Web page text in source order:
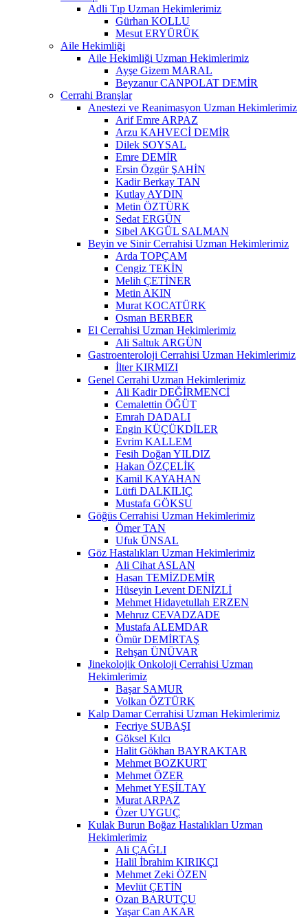
Adli Tıp Uzman Hekimlerimiz
Gürhan KOLLU
Mesut ERYÜRÜK
Aile Hekimliği
Aile Hekimliği Uzman Hekimlerimiz
Ayşe Gizem MARAL
Beyzanur CANPOLAT DEMİR
Cerrahi Branşlar
Anestezi ve Reanimasyon Uzman Hekimlerimiz
Arif Emre ARPAZ
Arzu KAHVECİ DEMİR
Dilek SOYSAL
Emre DEMİR
Ersin Özgür ŞAHİN
Kadir Berkay TAN
Kutlay AYDIN
Metin ÖZTÜRK
Sedat ERGÜN
Sibel AKGÜL SALMAN
Beyin ve Sinir Cerrahisi Uzman Hekimlerimiz
Arda TOPÇAM
Cengiz TEKİN
Melih ÇETİNER
Metin AKIN
Murat KOCATÜRK
Osman BERBER
El Cerrahisi Uzman Hekimlerimiz
Ali Saltuk ARGÜN
Gastroenteroloji Cerrahisi Uzman Hekimlerimiz
İlter KIRMIZI
Genel Cerrahi Uzman Hekimlerimiz
Ali Kadir DEĞİRMENCİ
Cemalettin ÖĞÜT
Emrah DADALI
Engin KÜÇÜKDİLER
Evrim KALLEM
Fesih Doğan YILDIZ
Hakan ÖZÇELİK
Kamil KAYAHAN
Lütfi DALKILIÇ
Mustafa GÖKSU
Göğüs Cerrahisi Uzman Hekimlerimiz
Ömer TAN
Ufuk ÜNSAL
Göz Hastalıkları Uzman Hekimlerimiz
Ali Cihat ASLAN
Hasan TEMİZDEMİR
Hüseyin Levent DENİZLİ
Mehmet Hidayetullah ERZEN
Mehruz CEVADZADE
Mustafa ALEMDAR
Ömür DEMİRTAŞ
Rehşan ÜNÜVAR
Jinekolojik Onkoloji Cerrahisi Uzman
Hekimlerimiz
Başar SAMUR
Volkan ÖZTÜRK
Kalp Damar Cerrahisi Uzman Hekimlerimiz
Fecriye SUBAŞI
Göksel Kılcı
Halit Gökhan BAYRAKTAR
Mehmet BOZKURT
Mehmet ÖZER
Mehmet YEŞİLTAY
Murat ARPAZ
Özer UYGUÇ
Kulak Burun Boğaz Hastalıkları Uzman
Hekimlerimiz
Ali ÇAĞLI
Halil İbrahim KIRIKÇI
Mehmet Zeki ÖZEN
Mevlüt ÇETİN
Ozan BARUTÇU
Yaşar Can AKAR